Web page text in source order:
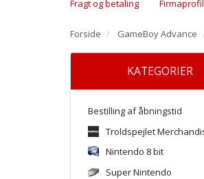
Fragt og betaling Firmaprofil
Forside GameBoy Advance
KATEGORIER
Bestilling af åbningstid
Troldspejlet
Nintendo 8 bit
Super Nintendo